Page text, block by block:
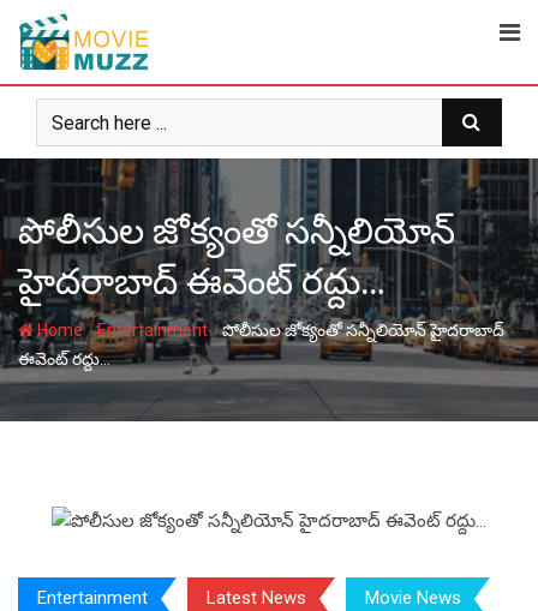
content
పోలీసుల జోక్యంతో సన్నీలియోన్
హైదరాబాద్ ఈవెంట్ రద్దు…
Home-Entertainment-పోలీసుల జోక్యంతో సన్నీలియోన్ హైదరాబాద్
ఈవెంట్ రద్దు…
Entertainment Latest News Movie News